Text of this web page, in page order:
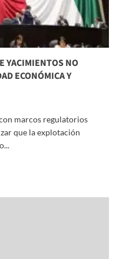
YACIMIENTOS NO
ECONÓMICA Y
marcos regulatorios
que la explotación